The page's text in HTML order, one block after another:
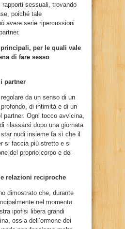
rapporti sessuali, trovando
poiché tale
avere serie ripercussioni
principali, per le quali vale
di fare sesso
i partner
da un senso di un
di intimità e di un
partner. Ogni tocco avvicina,
rilassarsi dopo una giornata
nudi insieme fa sì che il
si faccia più stretto e si
del proprio corpo e del
relazioni reciproche
dimostrato che, durante
nel momento
ipofisi libera grandi
ossia dell’ormone dei